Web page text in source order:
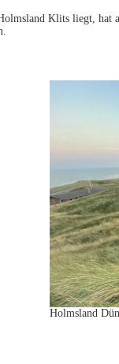
Klits liegt, hat
Holmsland